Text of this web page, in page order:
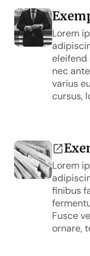
Lorem
eleifend
nec
varius
cursus,
Lorem
finibus
Fusce
ornare,